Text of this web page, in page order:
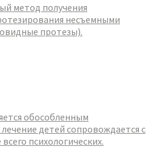
метод получения
несъемными
протезы).
обособленным
детей сопровождается с
психологических.